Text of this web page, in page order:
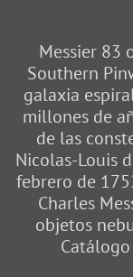
Messier 83
Southern
galaxia
millones de
de las
Nicolas-Louis
febrero de
Charles
objetos